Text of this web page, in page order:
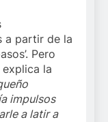
a partir de la
Pero
explica la
impulsos
a latir a